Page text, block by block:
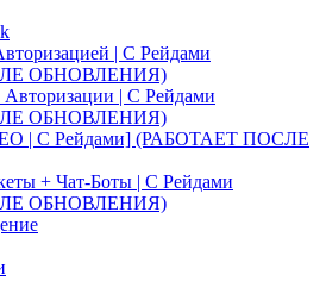
| С Рейдами
ОБНОВЛЕНИЯ)
Авторизации | С Рейдами
ОБНОВЛЕНИЯ)
| C Рейдами] (РАБОТАЕТ ПОСЛЕ
+ Чат-Боты | С Рейдами
ОБНОВЛЕНИЯ)